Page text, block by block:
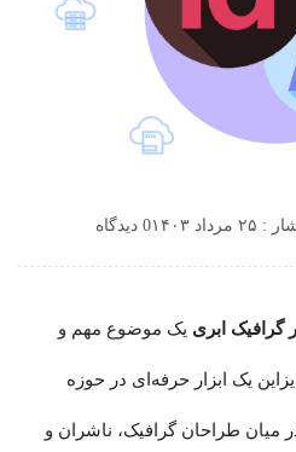
۱۴۰۳ 0 دیدگاه
گرافیک ابری یک موضوع مهم و
یک ابزار حرفه‌ای در حوزه
طراحان گرافیک، ناشران و